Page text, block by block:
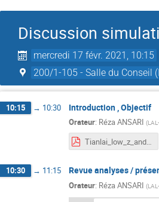
Discussion
mercredi 17 févr. 2021, 10:15
200/1-105 - Salle du Conseil
10:15 → 10:30 Introduction , Objectif
Orateur: Réza ANSARI (
Tianlai_low_z_and_NCP_surveys.pdf
10:30 → 11:15 Revue analyses /
Orateur: Réza ANSARI (